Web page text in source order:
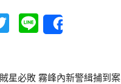
Twitter
Line
星必敗 霧峰內新警緝捕到案